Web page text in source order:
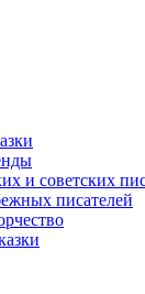
и советских
писателей